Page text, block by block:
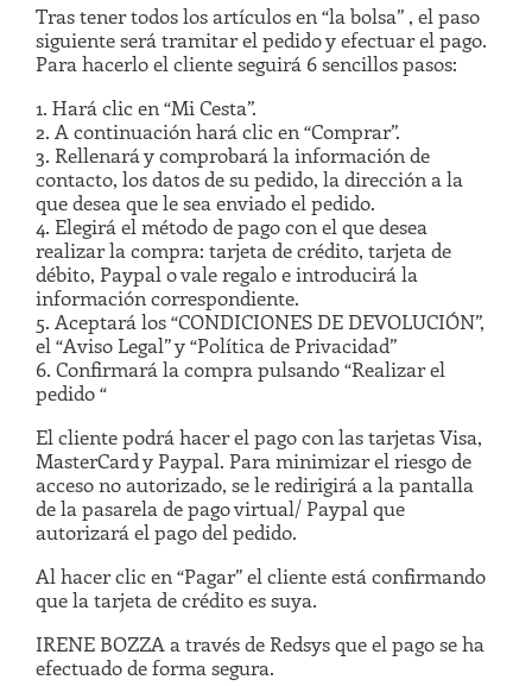
Tras tener todos los artículos en “la bolsa” , el paso
siguiente será tramitar el pedido y efectuar el pago.
Para hacerlo el cliente seguirá 6 sencillos pasos:
1. Hará clic en “Mi Cesta”.
2. A continuación hará clic en “Comprar”.
3. Rellenará y comprobará la información de
contacto, los datos de su pedido, la dirección a la
que desea que le sea enviado el pedido.
4. Elegirá el método de pago con el que desea
realizar la compra: tarjeta de crédito, tarjeta de
débito, Paypal o vale regalo e introducirá la
información correspondiente.
5. Aceptará los “CONDICIONES DE DEVOLUCIÓN”,
el “Aviso Legal” y “Política de Privacidad”
6. Confirmará la compra pulsando “Realizar el
pedido “
El cliente podrá hacer el pago con las tarjetas Visa,
MasterCard y Paypal. Para minimizar el riesgo de
acceso no autorizado, se le redirigirá a la pantalla
de la pasarela de pago virtual/ Paypal que
autorizará el pago del pedido.
Al hacer clic en “Pagar” el cliente está confirmando
que la tarjeta de crédito es suya.
IRENE BOZZA a través de Redsys que el pago se ha
efectuado de forma segura.